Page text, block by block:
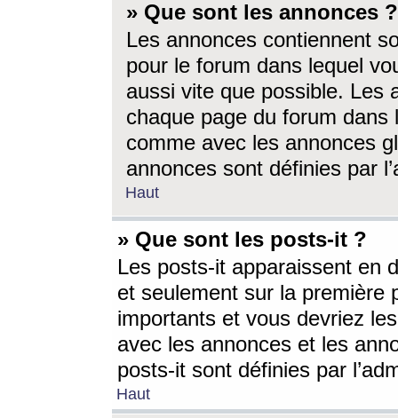
» Que sont les annonces ?
Les annonces contiennent
pour le forum dans lequel
aussi vite que possible. Les
chaque page du forum dans
comme avec les annonces
annonces sont définies par
Haut
» Que sont les posts-it ?
Les posts-it apparaissent en
et seulement sur la première
importants et vous devriez
avec les annonces et les
posts-it sont définies par
Haut